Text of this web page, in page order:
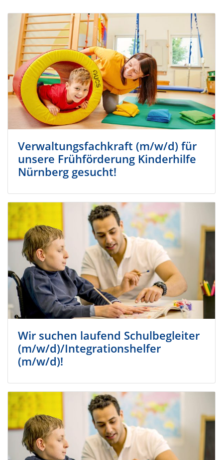
Verwaltungsfachkraft (m/w/d) für
unsere Frühförderung Kinderhilfe
Nürnberg gesucht!
Wir suchen laufend Schulbegleiter
(m/w/d)/Integrationshelfer
(m/w/d)!